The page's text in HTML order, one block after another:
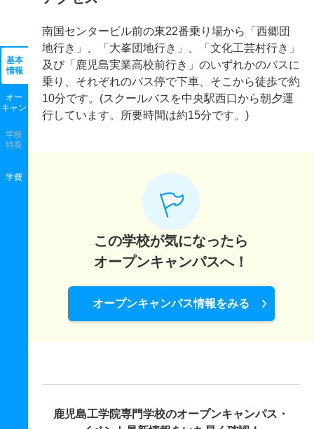
基本
情報
オー
キャン
学校
特長
学費
南国センタービル前の東22番乗り場から「西郷団
地行き」、「大峯団地行き」、「文化工芸村行き」
及び「鹿児島実業高校前行き」のいずれかのバスに
乗り、それぞれのバス停で下車、そこから徒歩で約
10分です。(スクールバスを中央駅西口から朝夕運
行しています。所要時間は約15分です。)
この学校が気になったら
オープンキャンパスへ！
オープンキャンパス情報をみる
鹿児島工学院専門学校のオープンキャンパス・